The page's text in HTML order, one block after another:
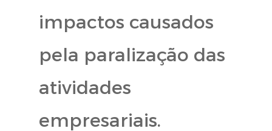
impactos causados
pela paralização das
atividades
empresariais.